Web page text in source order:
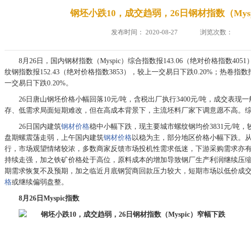
钢坯小跌10，成交趋弱，26日钢材指数（
发布时间： 2020-08-27 浏览次数：
8月26日，国内钢材指数（Myspic）综合指数报143.06（绝对价格指数
纹钢指数报152.43（绝对价格指数3853），较上一交易日下跌0.20%；热卷指
一交易日下跌0.20%。
26日唐山钢坯价格小幅回落10元/吨，含税出厂执行3400元/吨，成交表现
存、低需求局面短期难改，但在高成本背景下，主流坯料厂家下调意愿不高。
26日国内建筑钢材价格稳中小幅下跌，现主要城市螺纹钢均价3831元/吨
盘期螺震荡走弱，上午国内建筑钢材价格以稳为主，部分地区价格小幅下跌。
行，市场观望情绪较浓，多数商家反馈市场投机性需求低迷，下游采购需求亦
持续走强，加之铁矿价格处于高位，原料成本的增加导致钢厂生产利润继续压
期需求恢复不及预期，加之临近月底钢贸商回款压力较大，短期市场以低价成
格或继续偏弱盘整。
8月 26 日Myspic指数